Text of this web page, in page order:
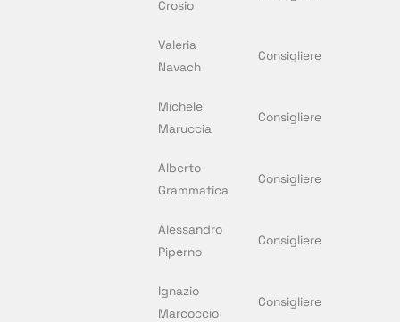
Crosio
Valeria
Navach
Consigliere
Michele
Maruccia
Consigliere
Alberto
Grammatica
Consigliere
Alessandro
Piperno
Consigliere
Ignazio
Marcoccio
Consigliere